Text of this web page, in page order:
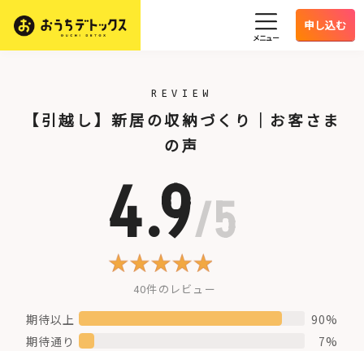
メニュー
申し込む
HOME 【お引越し】新居の収納づくりプラン レビュー (新築・引越しプ
REVIEW
【引越し】新居の収納づくり｜お客さま
の声
4.9/5
40件のレビュー
期待以上
90%
期待通り
7%